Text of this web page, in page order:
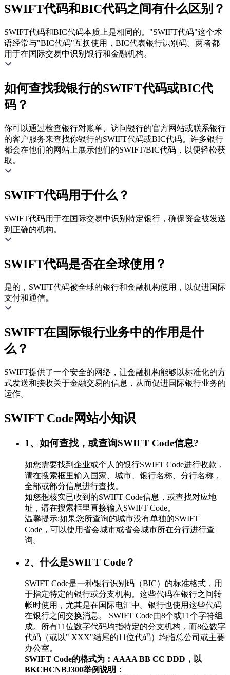
SWIFT代码和BIC代码之间有什么区别？
SWIFT代码和BIC代码本质上是相同的。"SWIFT代码"这个术
语经常与"BIC代码"互换使用，BIC代表银行识别码。两者都
用于在国际交易中识别银行和金融机构。
如何查找我银行的SWIFT代码或BIC代
码？
你可以通过检查银行对账单、访问银行的官方网站或联系银行
的客户服务来查找你银行的SWIFT代码或BIC代码。许多银行
都会在他们的网站上展示他们的SWIFT/BIC代码，以便轻松获
取。
SWIFT代码用于什么？
SWIFT代码用于在国际交易中识别特定银行，确保资金被发送
到正确的机构。
SWIFT代码是否在全球使用？
是的，SWIFT代码被全球的银行和金融机构使用，以促进国际
支付和通信。
SWIFT在国际银行业务中的作用是什
么？
SWIFT提供了一个安全的网络，让金融机构能够以标准化的方
式发送和接收关于金融交易的信息，从而促进国际银行业务的
运作。
SWIFT Code网站小知识
1、如何查找，或查询SWIFT Code信息?
如您需要找到企业或个人的银行SWIFT Code进行收款，
请在搜索框里输入国家、城市、银行名称、分行名称，
全部或部分信息进行查找。
如您想核实已收到的SWIFT Code信息，或查找对应地
址，请在搜索框里直接输入SWIFT Code。
温馨提示:如果您所查询的城市没有单独的SWIFT
Code，可以使用省会城市或省会城市所在分行进行查
询。
2、什么是SWIFT Code？
SWIFT Code是一种银行识别码（BIC）的标准格式，用
于指定特定的银行或分支机构。这些代码在银行之间转
帐时使用，尤其是在国际电汇中。银行也使用这些代码
在银行之间交换消息。 SWIFT Code由8个或11个字符组
成。所有11位数字代码均指特定的分支机构，而8位数字
代码（或以" XXX"结尾的11位代码）均指总公司或主要
办公室。
SWIFT Code的格式为：AAAA BB CC DDD，以
BKCHCNBJ300举例说明：